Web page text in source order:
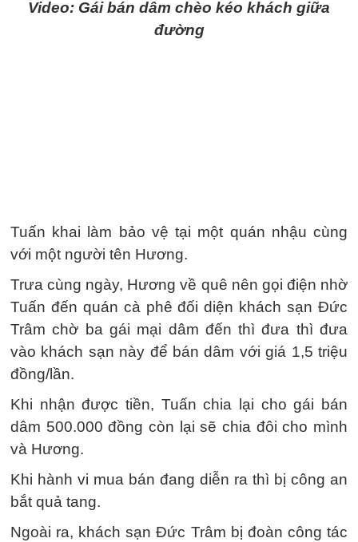
Video: Gái bán dâm chèo kéo khách giữa
đường
Tuấn khai làm bảo vệ tại một quán nhậu cùng
với một người tên Hương.
Trưa cùng ngày, Hương về quê nên gọi điện nhờ
Tuấn đến quán cà phê đối diện khách sạn Đức
Trâm chờ ba gái mại dâm đến thì đưa thì đưa
vào khách sạn này để bán dâm với giá 1,5 triệu
đồng/lần.
Khi nhận được tiền, Tuấn chia lại cho gái bán
dâm 500.000 đồng còn lại sẽ chia đôi cho mình
và Hương.
Khi hành vi mua bán đang diễn ra thì bị công an
bắt quả tang.
Ngoài ra, khách sạn Đức Trâm bị đoàn công tác